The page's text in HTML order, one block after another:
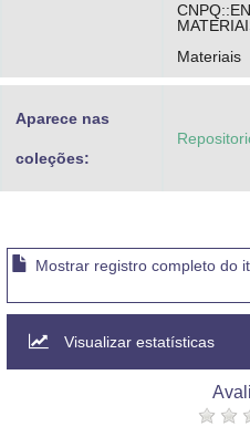
Materiais
Aparece nas
coleções:
Mostrar registro completo do
Visualizar estatísticas